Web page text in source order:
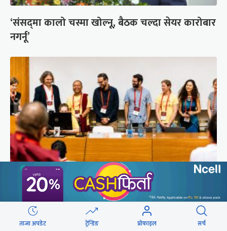
‘संसद्‍मा कालो चस्मा खोल्नू, बैठक चल्दा सेयर कारोबार
नगर्नू’
सुरक्षा रिपोर्ट : प्राज्ञिक आवरणमा तिब्बत पक्षीय भाष्य
निर्माणको योजना
ताजा अपडेट ट्रेन्डिङ प्रोफाइल सर्च